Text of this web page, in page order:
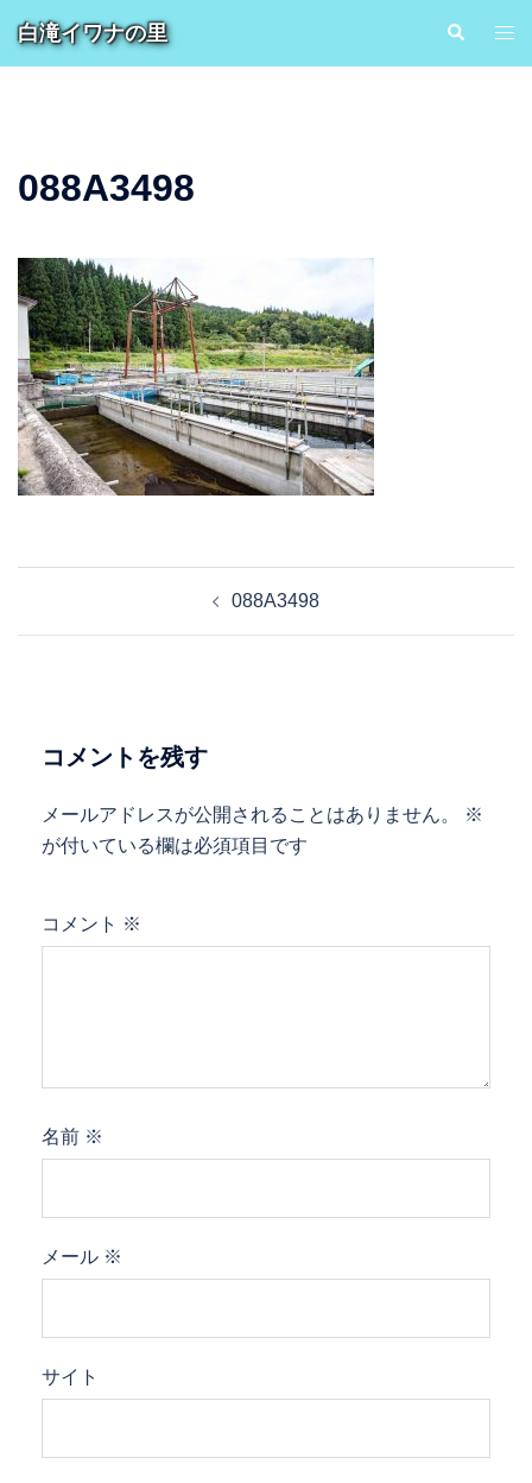
ン白滝イワナの里
検
ト
グ
088A3498
ョ
ン
088A3498
コメントを残す
メールアドレスが公開されることはありません。
※
が付いている欄は必須項目です
コメント ※
名前 ※
メール ※
サイト